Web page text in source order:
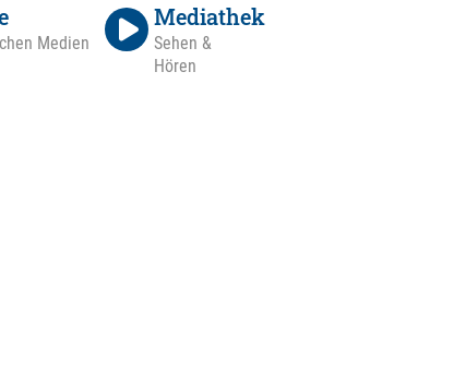
Medien
Mediathek
Sehen &
Hören